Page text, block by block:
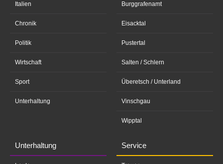
Italien
Chronik
Politik
Wirtschaft
Sport
Unterhaltung
Burggrafenamt
Eisacktal
Pustertal
Salten / Schlern
Überetsch / Unterland
Vinschgau
Wipptal
Unterhaltung Service